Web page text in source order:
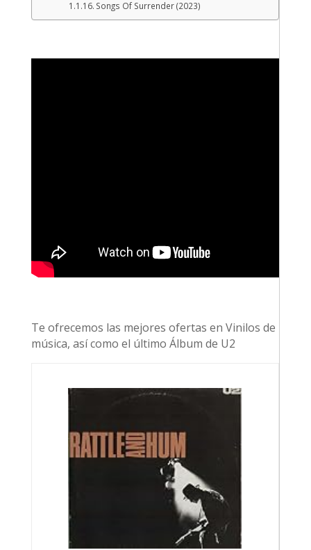
Songs Of Surrender (2023)
Te ofrecemos las mejores ofertas en Vinilos de
música, así como el último Álbum de U2